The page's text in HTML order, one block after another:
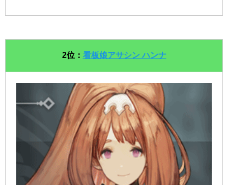
2位： 看板娘アサシン ハンナ